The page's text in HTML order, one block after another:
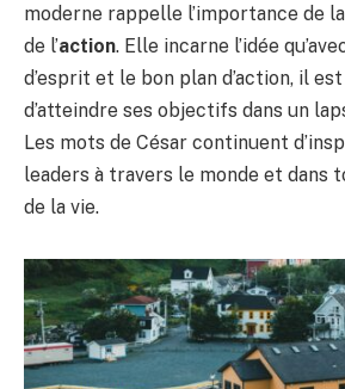
moderne rappelle l’importance de la
de l’action. Elle incarne l’idée
d’esprit et le bon plan d’action, il
d’atteindre ses objectifs dans un
Les mots de César continuent
leaders à travers le monde et dans
de la vie.